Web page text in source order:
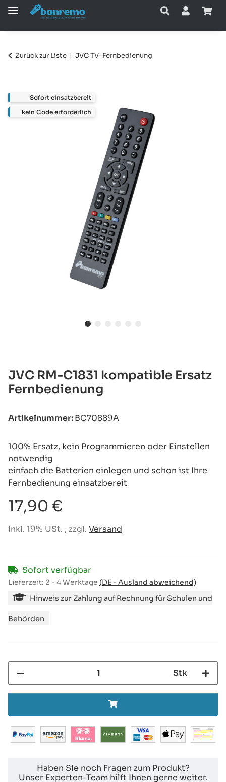
Zurück zur Liste JVC TV-Fernbedienung
JVC RM-C1831 kompatible Ersatz
Fernbedienung
Artikelnummer:BC70889A
100% Ersatz, kein Programmieren oder Einstellen
notwendig
einfach die Batterien einlegen und schon ist Ihre
Fernbedienung einsatzbereit
17,90 €
inkl. 19% USt. , zzgl. Versand
Sofort verfügbar
Lieferzeit: 2 - 4 Werktage (DE - Ausland abweichend)
Hinweis zur Zahlung auf Rechnung für Schulen und
Behörden
Stk
Haben Sie noch Fragen zum Produkt?
Unser Experten-Team hilft Ihnen gerne weiter.